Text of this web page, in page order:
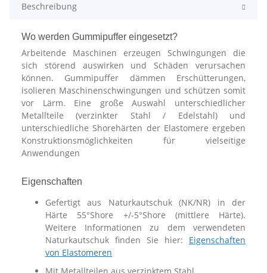
Beschreibung
Wo werden Gummipuffer eingesetzt?
Arbeitende Maschinen erzeugen Schwingungen die
sich störend auswirken und Schäden verursachen
können. Gummipuffer dämmen Erschütterungen,
isolieren Maschinenschwingungen und schützen somit
vor Lärm. Eine große Auswahl unterschiedlicher
Metallteile (verzinkter Stahl / Edelstahl) und
unterschiedliche Shorehärten der Elastomere ergeben
Konstruktionsmöglichkeiten für vielseitige
Anwendungen
Eigenschaften
Gefertigt aus Naturkautschuk (NK/NR) in der
Härte 55°Shore +/-5°Shore (mittlere Härte).
Weitere Informationen zu dem verwendeten
Naturkautschuk finden Sie hier: Eigenschaften
von Elastomeren